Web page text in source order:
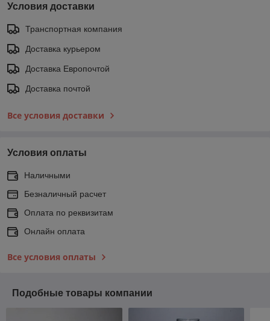
Условия доставки
Транспортная компания
Доставка курьером
Доставка Европочтой
Доставка почтой
Все условия доставки
Условия оплаты
Наличными
Безналичный расчет
Оплата по реквизитам
Онлайн оплата
Все условия оплаты
Подобные товары компании